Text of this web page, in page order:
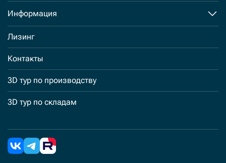
Информация
Лизинг
Контакты
3D тур по производству
3D тур по складам